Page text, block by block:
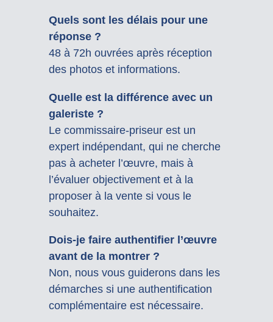
Quels sont les délais pour une
réponse ?
48 à 72h ouvrées après réception
des photos et informations.
Quelle est la différence avec un
galeriste ?
Le commissaire-priseur est un
expert indépendant, qui ne cherche
pas à acheter l’œuvre, mais à
l’évaluer objectivement et à la
proposer à la vente si vous le
souhaitez.
Dois-je faire authentifier l’œuvre
avant de la montrer ?
Non, nous vous guiderons dans les
démarches si une authentification
complémentaire est nécessaire.